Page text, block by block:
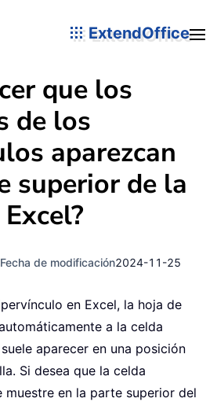
ExtendOffice
que los
de los
aparezcan
superior de la
Fecha de modificación2024-11-25
en Excel, la hoja de
a la celda
aparecer en una posición
Si desea que la celda
muestre en la parte superior del